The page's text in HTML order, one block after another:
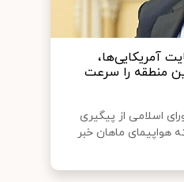
آمریکایی‌ها،
منطقه را سرعت
اسلامی از پیگیری
ماهان خبر